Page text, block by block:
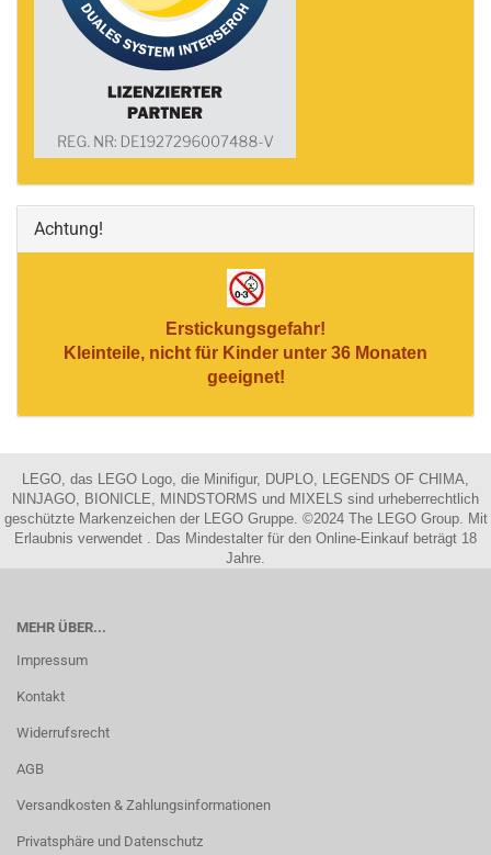
Achtung!
Erstickungsgefahr!
Kleinteile, nicht für Kinder unter 36 Monaten
geeignet!
LEGO, das LEGO Logo, die Minifigur, DUPLO, LEGENDS OF CHIMA,
NINJAGO, BIONICLE, MINDSTORMS und MIXELS sind urheberrechtlich
geschützte Markenzeichen der LEGO Gruppe. ©2024 The LEGO Group. Mit
Erlaubnis verwendet . Das Mindestalter für den Online-Einkauf beträgt 18
Jahre.
MEHR ÜBER...
Impressum
Kontakt
Widerrufsrecht
AGB
Versandkosten & Zahlungsinformationen
Privatsphäre und Datenschutz